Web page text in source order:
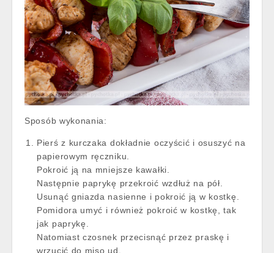
Sposób wykonania:
Pierś z kurczaka dokładnie oczyścić i osuszyć na
papierowym ręczniku.
Pokroić ją na mniejsze kawałki.
Następnie paprykę przekroić wzdłuż na pół.
Usunąć gniazda nasienne i pokroić ją w kostkę.
Pomidora umyć i również pokroić w kostkę, tak
jak paprykę.
Natomiast czosnek przecisnąć przez praskę i
wrzucić do miso ud.